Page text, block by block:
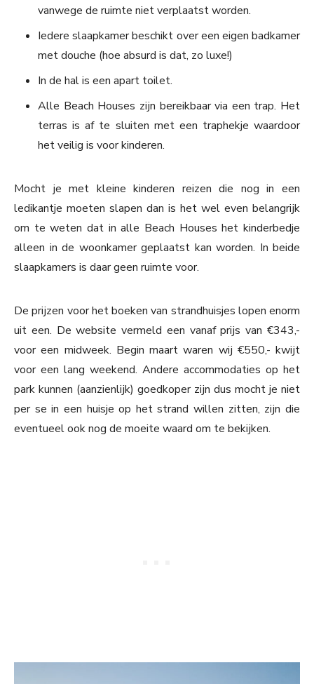
vanwege de ruimte niet verplaatst worden.
Iedere slaapkamer beschikt over een eigen badkamer
met douche (hoe absurd is dat, zo luxe!)
In de hal is een apart toilet.
Alle Beach Houses zijn bereikbaar via een trap. Het
terras is af te sluiten met een traphekje waardoor
het veilig is voor kinderen.
Mocht je met kleine kinderen reizen die nog in een
ledikantje moeten slapen dan is het wel even belangrijk
om te weten dat in alle Beach Houses het kinderbedje
alleen in de woonkamer geplaatst kan worden. In beide
slaapkamers is daar geen ruimte voor.
De prijzen voor het boeken van strandhuisjes lopen enorm
uit een. De website vermeld een vanaf prijs van €343,-
voor een midweek. Begin maart waren wij €550,- kwijt
voor een lang weekend. Andere accommodaties op het
park kunnen (aanzienlijk) goedkoper zijn dus mocht je niet
per se in een huisje op het strand willen zitten, zijn die
eventueel ook nog de moeite waard om te bekijken.